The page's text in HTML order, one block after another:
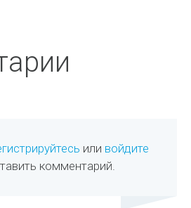
или войдите
комментарий.